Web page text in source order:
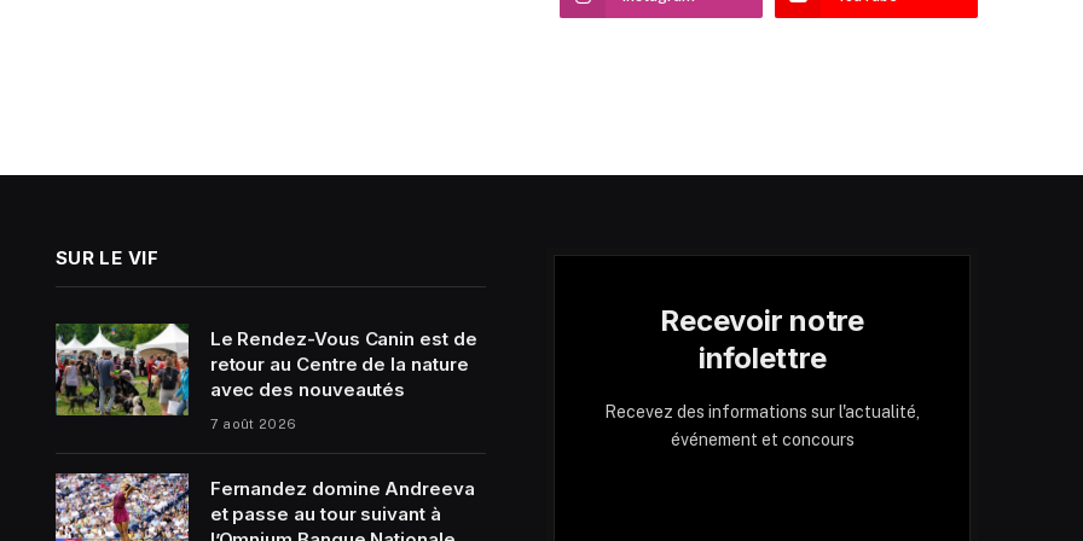
SUR LE VIF
Le Rendez-Vous Canin est de
retour au Centre de la nature
avec des nouveautés
7 août 2026
Fernandez domine Andreeva
et passe au tour suivant à
Recevoir notre
infolettre
Recevez des informations sur l'actualité,
événement et concours